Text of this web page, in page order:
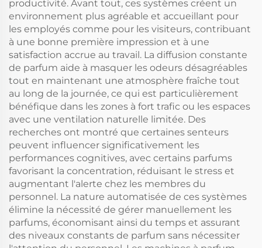
productivité. Avant tout, ces systèmes créent un
environnement plus agréable et accueillant pour
les employés comme pour les visiteurs, contribuant
à une bonne première impression et à une
satisfaction accrue au travail. La diffusion constante
de parfum aide à masquer les odeurs désagréables
tout en maintenant une atmosphère fraîche tout
au long de la journée, ce qui est particulièrement
bénéfique dans les zones à fort trafic ou les espaces
avec une ventilation naturelle limitée. Des
recherches ont montré que certaines senteurs
peuvent influencer significativement les
performances cognitives, avec certains parfums
favorisant la concentration, réduisant le stress et
augmentant l'alerte chez les membres du
personnel. La nature automatisée de ces systèmes
élimine la nécessité de gérer manuellement les
parfums, économisant ainsi du temps et assurant
des niveaux constants de parfum sans nécessiter